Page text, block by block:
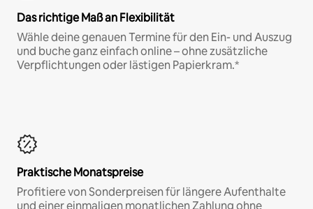
Das richtige Maß an Flexibilität
Wähle deine genauen Termine für den Ein- und Auszug
und buche ganz einfach online – ohne zusätzliche
Verpflichtungen oder lästigen Papierkram.*
Praktische Monatspreise
Profitiere von Sonderpreisen für längere Aufenthalte
und einer einmaligen monatlichen Zahlung ohne